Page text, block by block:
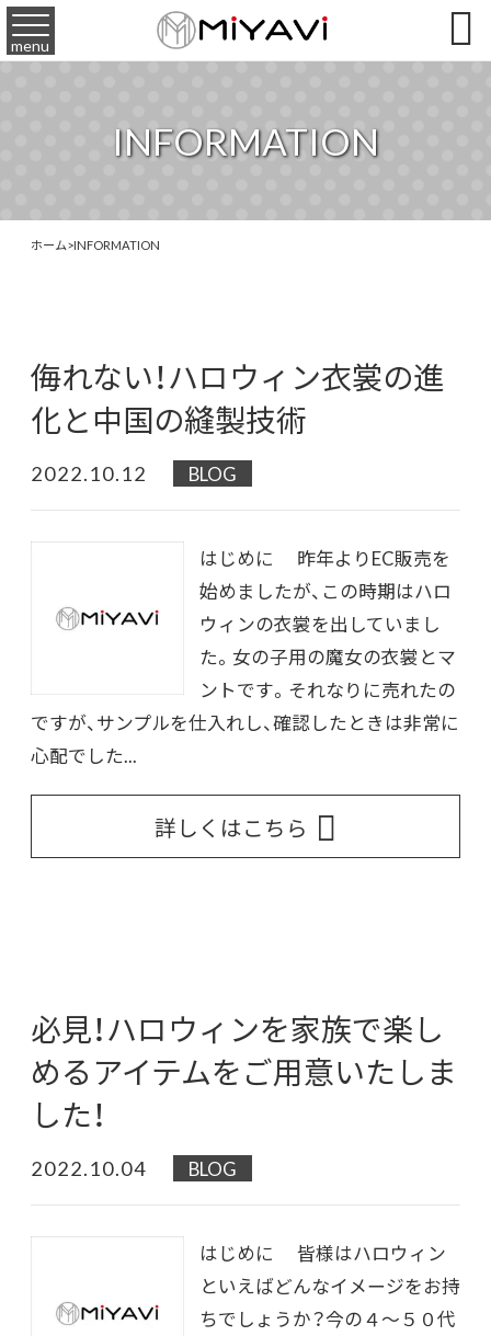
menu 
INFORMATION
ホーム>INFORMATION
侮れない！ハロウィン衣裳の進
化と中国の縫製技術
2022.10.12 BLOG
はじめに 昨年よりEC販売を
始めましたが、この時期はハロ
ウィンの衣裳を出していまし
た。女の子用の魔女の衣裳とマ
ントです。それなりに売れたの
ですが、サンプルを仕入れし、確認したときは非常に
心配でした...
詳しくはこちら
必見！ハロウィンを家族で楽し
めるアイテムをご用意いたしま
した！
2022.10.04 BLOG
はじめに 皆様はハロウィン
といえばどんなイメージをお持
ちでしょうか？今の４～５０代